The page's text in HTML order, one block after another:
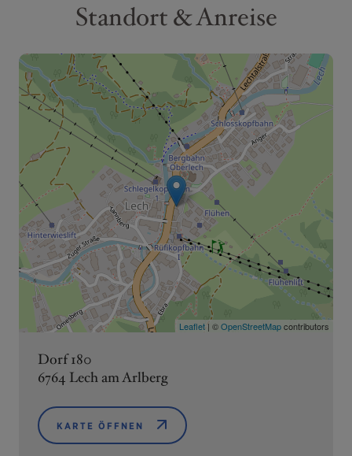
Standort & Anreise
Leaflet| ©OpenStreetMapcontributors
Dorf 180
6764 Lech am Arlberg
KARTE ÖFFNEN